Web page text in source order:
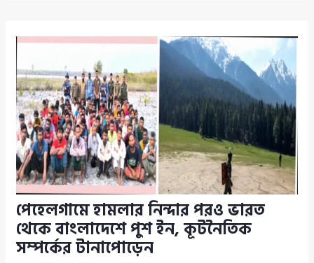
পেহেলগামে হামলার নিন্দার পরও ভারত
থেকে বাংলাদেশে পুশ ইন, কূটনৈতিক
সম্পর্কের টানাপোড়েন